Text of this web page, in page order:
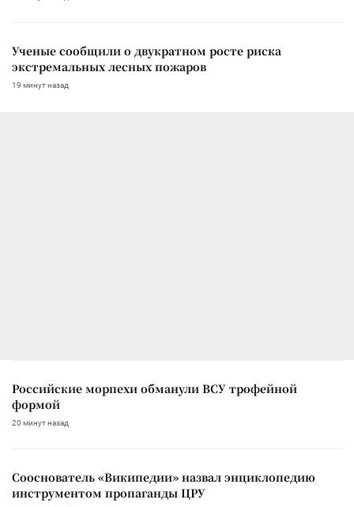
Ученые сообщили о двукратном росте риска
экстремальных лесных пожаров
19 минут назад
Российские морпехи обманули ВСУ трофейной
формой
20 минут назад
Сооснователь «Википедии» назвал энциклопедию
инструментом пропаганды ЦРУ